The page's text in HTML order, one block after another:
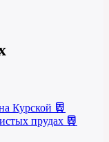
Курской
прудах